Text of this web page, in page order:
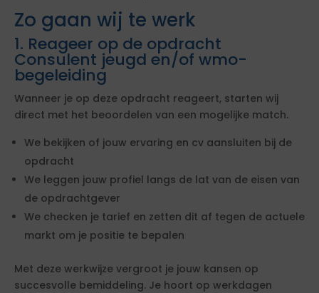
Zo gaan wij te werk
1. Reageer op de opdracht
Consulent jeugd en/of wmo-
begeleiding
Wanneer je op deze opdracht reageert, starten wij
direct met het beoordelen van een mogelijke match.
We bekijken of jouw ervaring en cv aansluiten bij de
opdracht
We leggen jouw profiel langs de lat van de eisen van
de opdrachtgever
We checken je tarief en zetten dit af tegen de actuele
markt om je positie te bepalen
Met deze werkwijze vergroot je jouw kansen op
succesvolle bemiddeling. Je hoort op werkdagen